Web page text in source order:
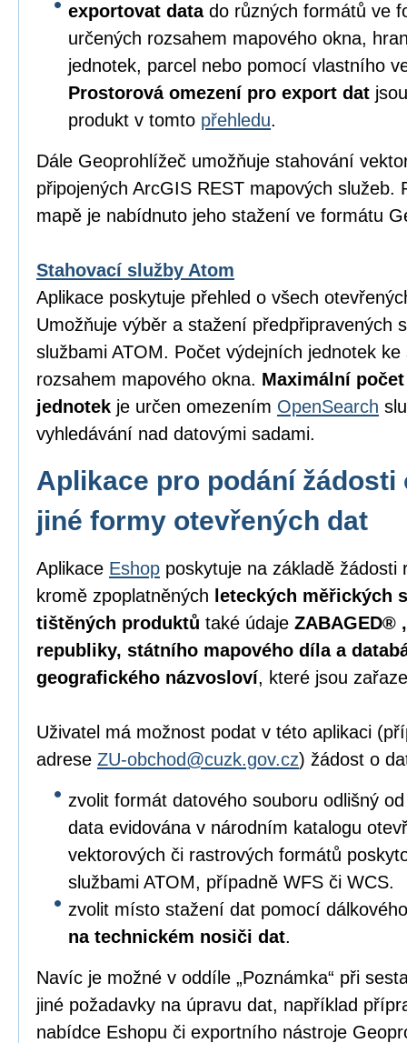
exportovat datado různých formátů ve
určených rozsahem mapového okna,
jednotek, parcel nebo pomocí vlastního
Prostorová omezení pro export dat
produkt v tomto přehledu.
Dále Geoprohlížeč umožňuje stahování
připojených ArcGIS REST mapových služeb.
mapě je nabídnuto jeho stažení ve formátu
Stahovací služby Atom
Aplikace poskytuje přehled o všech
Umožňuje výběr a stažení předpřipravených
službami ATOM. Počet výdejních jednotek
rozsahem mapového okna. Maximální
jednotek je určen omezením OpenSearch
vyhledávání nad datovými sadami.
Aplikace pro podání
jiné formy otevřených dat
Aplikace Eshop poskytuje na základě žádosti
kromě zpoplatněných leteckých měřických
tištěných produktů také údaje ZABAGED®
republiky, státního mapového díla a
geografického názvosloví, které jsou
Uživatel má možnost podat v této aplikaci
adrese ZU-obchod@cuzk.gov.cz) žádost o
zvolit formát datového souboru odlišný
data evidována v národním katalogu
vektorových či rastrových formátů
službami ATOM, případně WFS či WCS.
zvolit místo stažení dat pomocí
na technickém nosiči dat.
Navíc je možné v oddíle „Poznámka“ při
jiné požadavky na úpravu dat, například
nabídce Eshopu či exportního nástroje